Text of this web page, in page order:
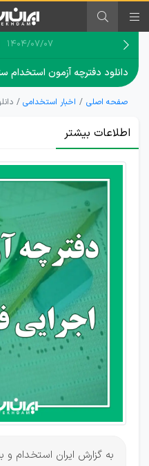
۱۴۰۴/۰۷/۰۷
دانلود دفترچه آزمون استخدام
صفحه اصلی اخبار استخدامی
اطلاعات بیشتر
شروع ثبت
نام آزمون
استخدامی
ستاد
اجرایی
فرمان امام
(ره)
به گزارش ایران استخدام و